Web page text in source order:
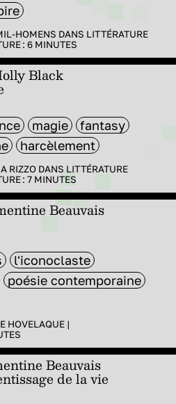
HOMENS DANS LITTÉRATURE
: 6 MINUTES
Black
magie
fantasy
harcèlement
RIZZO DANS LITTÉRATURE
: 7 MINUTES
Beauvais
l'iconoclaste
poésie contemporaine
HOVELAQUE |
Beauvais
de la vie